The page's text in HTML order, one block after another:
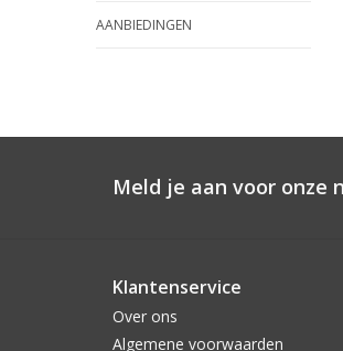
AANBIEDINGEN
Meld je aan voor onze
Klantenservice
Over ons
Algemene voorwaarden